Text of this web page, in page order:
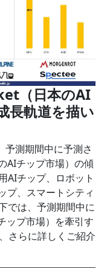
（日本のAI
長軌道を描い
測期間中に予測さ
AIチップ市場）の傾
AIチップ、ロボット
プ、スマートシティ
では、予測期間中に
ップ市場）を牽引す
さらに詳しくご紹介